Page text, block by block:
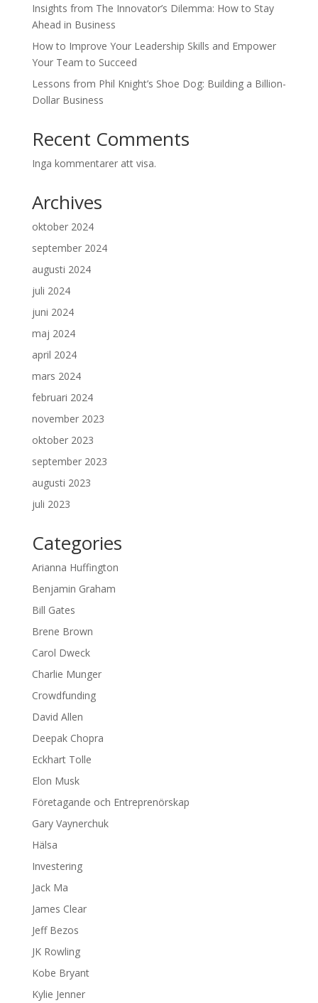
Insights from The Innovator’s Dilemma: How to Stay
Ahead in Business
How to Improve Your Leadership Skills and Empower
Your Team to Succeed
Lessons from Phil Knight’s Shoe Dog: Building a Billion-
Dollar Business
Recent Comments
Inga kommentarer att visa.
Archives
oktober 2024
september 2024
augusti 2024
juli 2024
juni 2024
maj 2024
april 2024
mars 2024
februari 2024
november 2023
oktober 2023
september 2023
augusti 2023
juli 2023
Categories
Arianna Huffington
Benjamin Graham
Bill Gates
Brene Brown
Carol Dweck
Charlie Munger
Crowdfunding
David Allen
Deepak Chopra
Eckhart Tolle
Elon Musk
Företagande och Entreprenörskap
Gary Vaynerchuk
Hälsa
Investering
Jack Ma
James Clear
Jeff Bezos
JK Rowling
Kobe Bryant
Kylie Jenner